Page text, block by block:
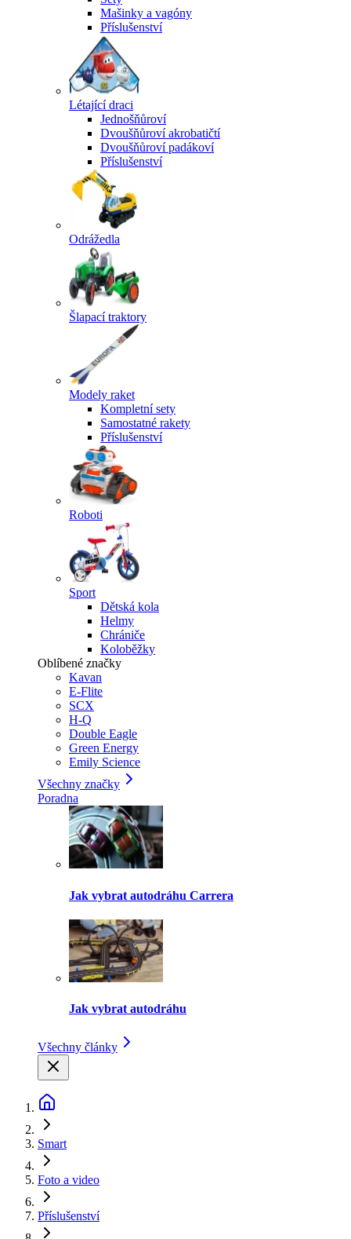
Mašinky a vagóny
Příslušenství
Létající draci
Jednošňůroví
Dvoušňůroví akrobatičtí
Dvoušňůroví padákoví
Příslušenství
Odrážedla
Šlapací traktory
Modely raket
Kompletní sety
Samostatné rakety
Příslušenství
Roboti
Sport
Dětská kola
Helmy
Chrániče
Koloběžky
Oblíbené značky
Kavan
E-Flite
SCX
H-Q
Double Eagle
Green Energy
Emily Science
Všechny značky
Poradna
Jak vybrat autodráhu Carrera
Jak vybrat autodráhu
Všechny články
Smart
Foto a video
Příslušenství